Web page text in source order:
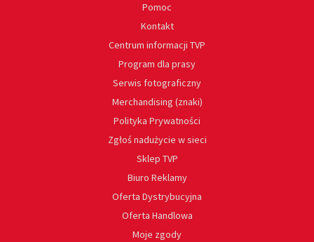
Pomoc
Kontakt
Centrum informacji TVP
Program dla prasy
Serwis fotograficzny
Merchandising (znaki)
Polityka Prywatności
Zgłoś nadużycie w sieci
Sklep TVP
Biuro Reklamy
Oferta Dystrybucyjna
Oferta Handlowa
Moje zgody